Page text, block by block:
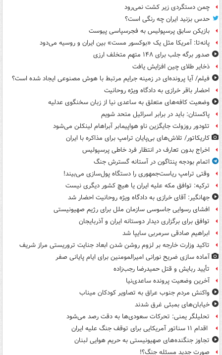
چمن دستگردی زیر کشت نمی‌رود
حدس بزنید ایران چه رنگی است؟
بازیکن سابق پرسپولیس به فجرسپاسی پیوست
پانه‌تا: آمریکا مثل یک «بوکسور مست» بین ایران و روسیه می‌دود
صدور برگه جلب برای ۱۴۸ متهم متخلف ارزی
ذخایر طلای چین افزایش یافت
فیلم/ آیا پرونده‌ای در زمینه جرایم مرتبط با هوش مصنوعی ایجاد شده است؟
احضار باقر خرازی به دادگاه ویژه روحانیت
وضعیت کافه‌های متعلق به ساعدی نیا از زبان سخنگوی عدلیه
پاکستان: باید در برابر اسرائیل متحد شویم
تئودور روزولت جایگزین ناو هواپیمابر آبراهام لینکلن می‌شود
کاریکاتور/ تلاش‌های بی‌پایان ترامپ برای مذاکره با ایران
اخراج بدون تعارف در انتظار فرد خاطی پرسپولیس
اتمام بودجه پنتاگون در آستانه گسترش جنگ
وقتی ترامپ ریاست‌جمهوری را دستگاه پول‌سازی می‌بیند!
ترکیه: توافق مکه علیه ایران یا هیچ کشور دیگری نیست
جهانگیر: آقای خرازی به دادگاه ویژه روحانیت احضار شد
افشای رسوایی جاسوسی سازمان ملل برای رژیم صهیونیستی
توافق برای برگزاری دیدار دوستانه ایران و آذربایجان
ابراهیم صادقی سرمربی سایپا شد
تاکید وزارت خارجه بر لزوم روشن شدن ابعاد جنایت تروریستی مراز شریف
آماده سازی ضریح نورانی امیرالمومنین برای ایام پایانی صفر
تأیید ربایش و قتل حمیدرضا رجب‌زاده
آخرین وضعیت پرونده ساعدی‌نیا
واکنش مردم جنوب عراق به تصاویر کودکان میناب
خیابان‌های بمبئی غرق شدند
تحلیلگر یمنی: تحرکات سعودی‌ها به دقت رصد می‌شود
اقدام ۱۱ سناتور آمریکایی برای توقف جنگ علیه ایران
تجاوز جنگنده‌های صهیونیستی به حریم هوایی لبنان
صورت جدید مسئله جنگ؟!